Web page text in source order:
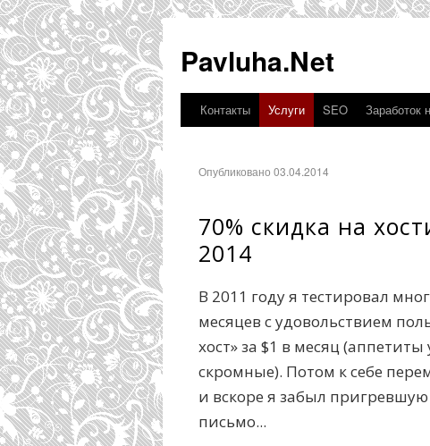
Pavluha.Net
Контакты Услуги SEO Заработок
Опубликовано 03.04.2014
70% скидка на
2014
В 2011 году я тестировал
месяцев с удовольствием
хост» за $1 в месяц
скромные). Потом к себе
и вскоре я забыл
письмо...